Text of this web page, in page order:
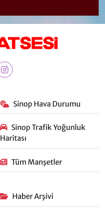
Sinop Hava Durumu
Sinop Trafik Yoğunluk
Haritası
Tüm Manşetler
Haber Arşivi